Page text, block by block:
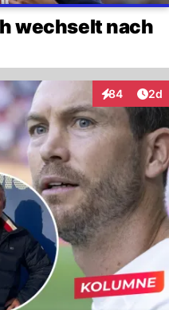
wechselt nach
84
Interaktionen
2d